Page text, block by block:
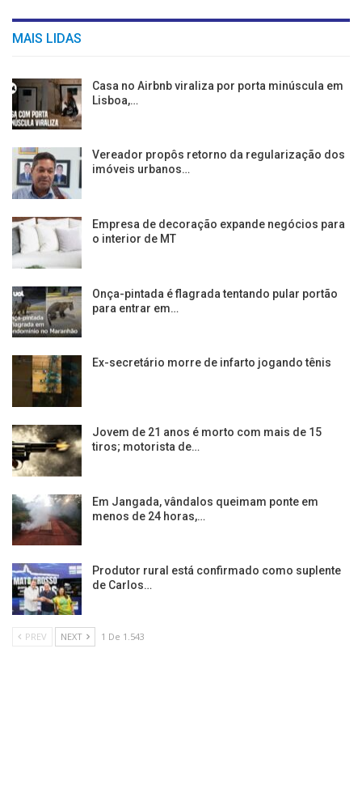
MAIS LIDAS
Casa no Airbnb viraliza por porta minúscula em
Lisboa,…
Vereador propôs retorno da regularização dos
imóveis urbanos…
Empresa de decoração expande negócios para
o interior de MT
Onça-pintada é flagrada tentando pular portão
para entrar em…
Ex-secretário morre de infarto jogando tênis
Jovem de 21 anos é morto com mais de 15
tiros; motorista de…
Em Jangada, vândalos queimam ponte em
menos de 24 horas,…
Produtor rural está confirmado como suplente
de Carlos…
PREV NEXT 1 De 1.543